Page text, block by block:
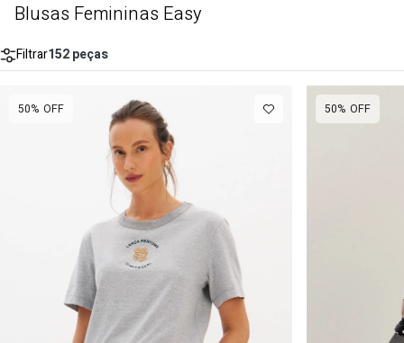
Blusas Femininas Easy
Filtrar152peças
50% OFF 50% OFF